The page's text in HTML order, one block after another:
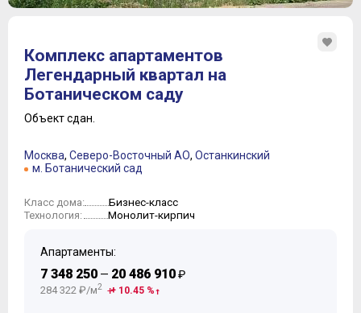
3
4
5
Комплекс апартаментов
Легендарный квартал на
Ботаническом саду
Объект сдан.
Москва, Северо-Восточный АО, Останкинский
м. Ботанический сад
Класс дома: Бизнес-класс
Технология: Монолит-кирпич
Апартаменты:
7 348 250 — 20 486 910₽
284 322 ₽/м2 + 10.45 %